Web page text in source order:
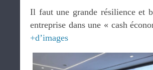
Il faut une grande résilience et
entreprise dans une « cash
+d’images